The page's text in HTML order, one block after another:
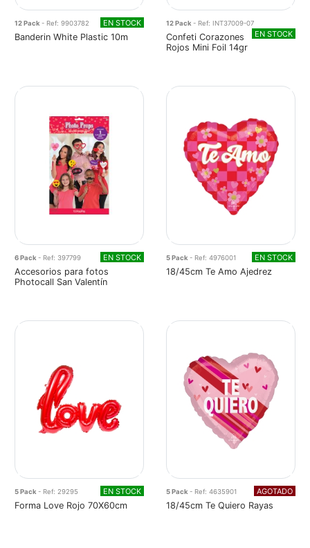
12 Pack- Ref: 9903782 EN STOCK
Banderin White Plastic 10m
12 Pack- Ref: INT37009-07
EN STOCK
Confeti Corazones
Rojos Mini Foil 14gr
6 Pack - Ref: 397799 EN STOCK
Accesorios para fotos
Photocall San Valentín
5 Pack - Ref: 4976001 EN STOCK
18/45cm Te Amo Ajedrez
5 Pack- Ref: 29295 EN STOCK
Forma Love Rojo 70X60cm
5 Pack- Ref: 4635901 AGOTADO
18/45cm Te Quiero Rayas